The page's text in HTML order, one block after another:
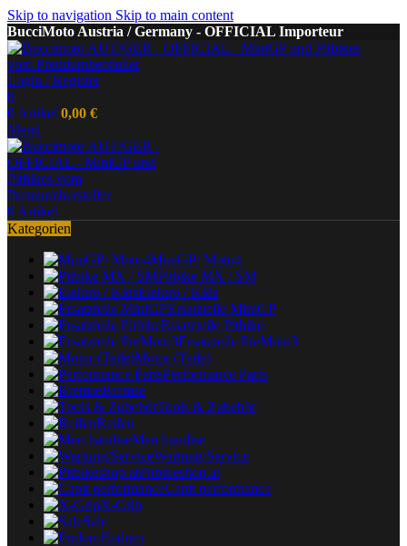
Skip to navigation Skip to main content
BucciMoto Austria / Germany - OFFICIAL Importeur
Login / Register
0
0 Artikel 0,00 €
Menü
0 Artikel
Kategorien
MiniGP/ Moto4
Pitbike MX / SM
Elektro / Kids
Ersatzteile MiniGP
Ersatzteile Pitbike
Ersatzteile PreMoto3
Motor (Teile)
Performance Parts
Bremse
Tools & Zubehör
Reifen
Merchandise
Wartung/Service
Pitbikeshop.at
Capit performance
X-Grip
Sale
Enduro